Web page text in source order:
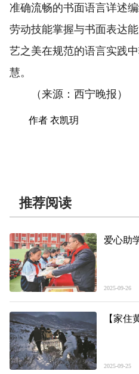
准确流畅的书面语言详述
劳动技能掌握与书面表达
艺之美在规范的语言实践
慧。
（来源：西宁晚报）
作者 衣凯玥
推荐阅读
爱心助
2025-09-26
【家住
2025-09-25